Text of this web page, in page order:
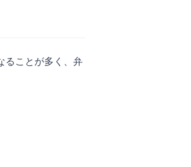
ることが多く、弁